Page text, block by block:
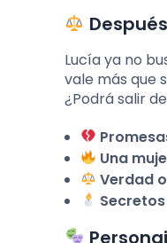
Lucía ya no
vale más que
¿Podrá salir
Una
Verdad